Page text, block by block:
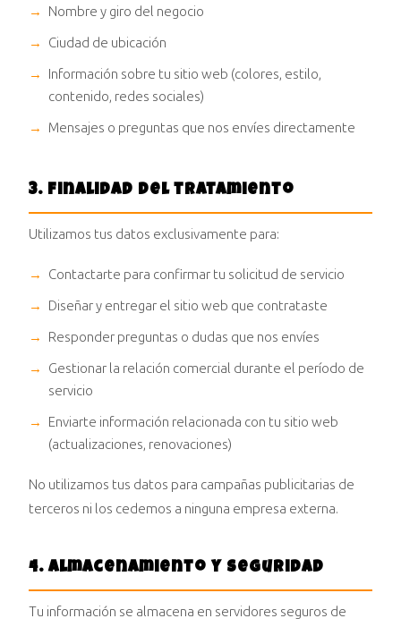
Nombre y giro del negocio
Ciudad de ubicación
Información sobre tu sitio web (colores, estilo,
contenido, redes sociales)
Mensajes o preguntas que nos envíes directamente
3. Finalidad del tratamiento
Utilizamos tus datos exclusivamente para:
Contactarte para confirmar tu solicitud de servicio
Diseñar y entregar el sitio web que contrataste
Responder preguntas o dudas que nos envíes
Gestionar la relación comercial durante el período de
servicio
Enviarte información relacionada con tu sitio web
(actualizaciones, renovaciones)
No utilizamos tus datos para campañas publicitarias de
terceros ni los cedemos a ninguna empresa externa.
4. Almacenamiento y seguridad
Tu información se almacena en servidores seguros de